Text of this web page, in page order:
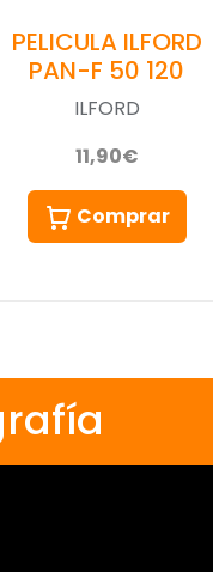
PELICULA ILFORD
PAN-F 50 120
ILFORD
11,90€
Comprar